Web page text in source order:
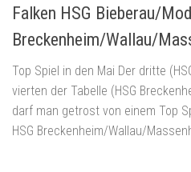
Falken HSG Bieberau/
Breckenheim/Wallau/
Top Spiel in den Mai Der dritte
vierten der Tabelle (HSG
darf man getrost von einem Top
HSG Breckenheim/Wallau/